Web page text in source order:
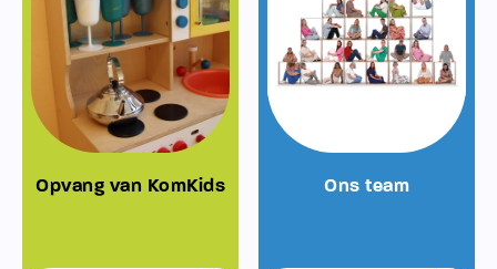
Opvang van KomKids Ons team